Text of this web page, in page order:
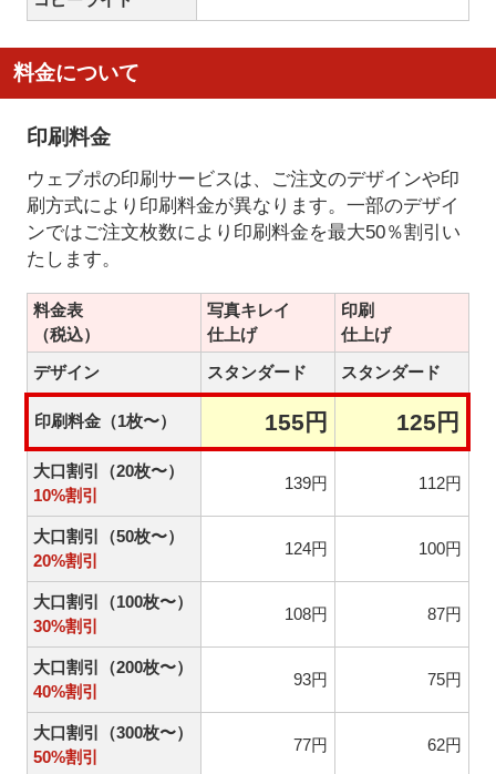
料金について
印刷料金
ウェブポの印刷サービスは、ご注文のデザインや印
刷方式により印刷料金が異なります。一部のデザイ
ンではご注文枚数により印刷料金を最大50％割引い
たします。
料金表
（税込）
写真キレイ
仕上げ
印刷
仕上げ
デザイン
スタンダード スタンダード
印刷料金（1枚〜） 155円 125円
大口割引（20枚〜）
10%割引
139円 112円
大口割引（50枚〜）
20%割引
124円 100円
大口割引（100枚〜）
30%割引
108円 87円
大口割引（200枚〜）
40%割引
93円 75円
大口割引（300枚〜）
50%割引
77円 62円